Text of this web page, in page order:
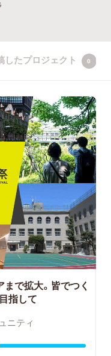
したプロジェクト 0
で拡大。皆でつく
指して
ニティ